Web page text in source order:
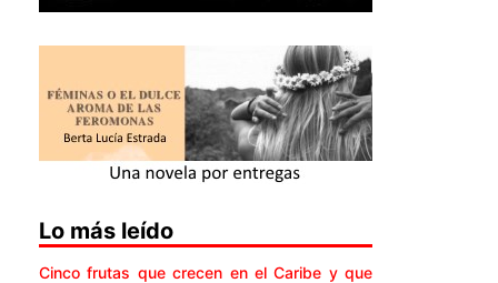
Lo más leído
Cinco frutas que crecen en el Caribe y que